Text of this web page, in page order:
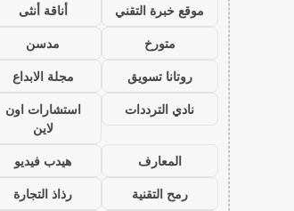
موقع خبرة التقني
أناقة أنثى
متورخ
مدسن
روتانا تسويق
مجلة الابداع
نادي الترددات
استشارات اون
لاين
المعارف
هيدب فيديو
رمح التقنية
رذاذ التجارة